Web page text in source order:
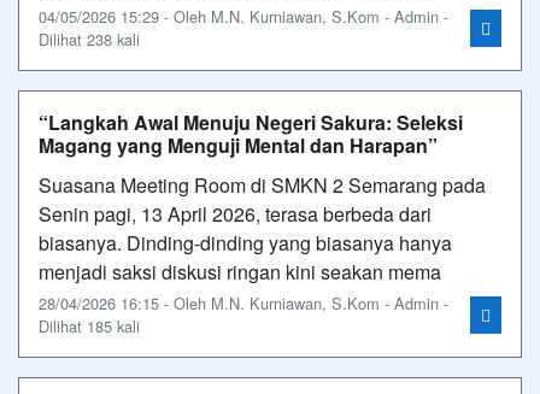
04/05/2026 15:29 - Oleh M.N. Kurniawan, S.Kom - Admin -
Dilihat 238 kali
“Langkah Awal Menuju Negeri Sakura: Seleksi
Magang yang Menguji Mental dan Harapan”
Suasana Meeting Room di SMKN 2 Semarang pada
Senin pagi, 13 April 2026, terasa berbeda dari
biasanya. Dinding-dinding yang biasanya hanya
menjadi saksi diskusi ringan kini seakan mema
28/04/2026 16:15 - Oleh M.N. Kurniawan, S.Kom - Admin -
Dilihat 185 kali